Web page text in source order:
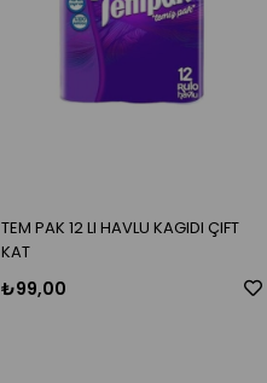
TEM PAK 12 LI HAVLU KAGIDI ÇIFT
KAT
₺99,00